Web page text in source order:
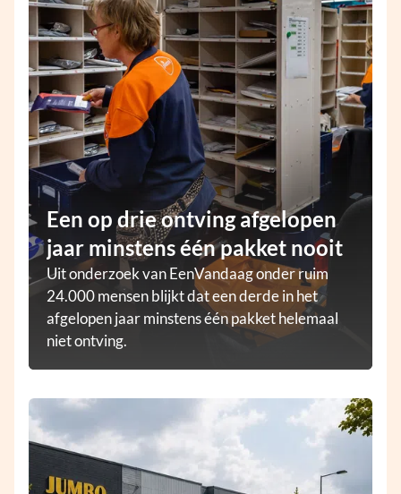
Een op drie ontving afgelopen
jaar minstens één pakket nooit
Uit onderzoek van EenVandaag onder ruim
24.000 mensen blijkt dat een derde in het
afgelopen jaar minstens één pakket helemaal
niet ontving.